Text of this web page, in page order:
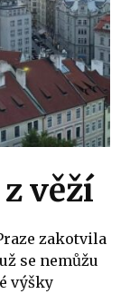
věží
zakotvila
se nemůžu
výšky